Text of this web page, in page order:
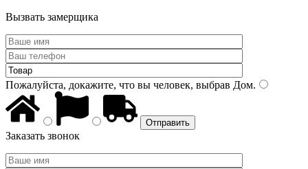
Вызвать замерщика
Пожалуйста, докажите, что вы человек, выбрав Дом.
Заказать звонок